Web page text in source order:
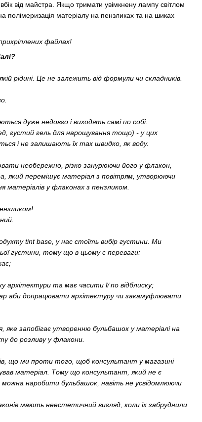
від майстра. Якщо тримати увімкнену лампу світлом
матеріалу на пензликах та на шиках
файлах!
рідині. Це не залежить від формули чи складників.
дуже недовго і виходять самі по собі.
густий гель для нарощування тощо) - у цих
і не залишають їх так швидко, як воду.
необережно, різко занурюючи його у флакон,
який перемішує матеріал з повітрям, утворюючи
матеріалів у флаконах з пензликом.
tint base, у нас стоїть вибір густини. Ми
густини, тому що в цьому є переваги:
архітектури та має часити її по відблиску;
аби допрацювати архітектуру чи закамуфлювати
запобігає утворенню бульбашок у матеріалі на
до розливу у флакони.
що ми проти того, щоб консультант у магазині
матеріал. Тому що консультант, який не є
наробити бульбашок, навіть не усвідомлюючи
мають неестетичний вигляд, коли їх забруднили